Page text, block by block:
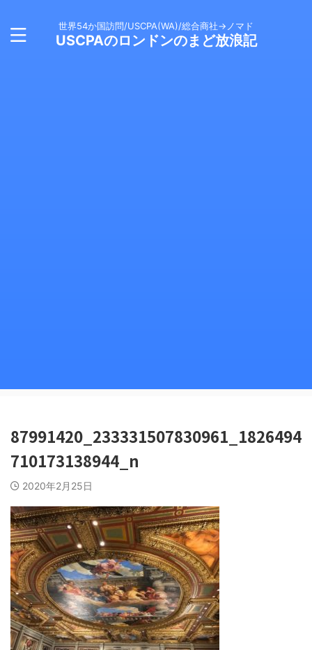
世界54か国訪問/USCPA(WA)/総合商社→ノマド
USCPAのロンドンのまど放浪記
87991420_233331507830961_1826494
710173138944_n
2020年2月25日